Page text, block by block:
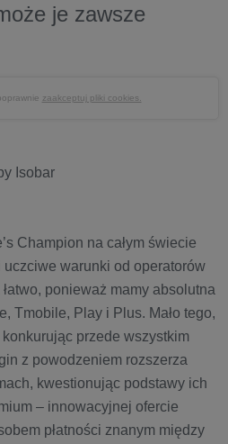
je zawsze
zaakceptuj pliki cookies.
Isobar
Champion na całym świecie
warunki od operatorów
ponieważ mamy absolutna
Tmobile, Play i Plus. Mało tego,
przede wszystkim
z powodzeniem rozszerza
kwestionując podstawy ich
– innowacyjnej ofercie
płatności znanym między